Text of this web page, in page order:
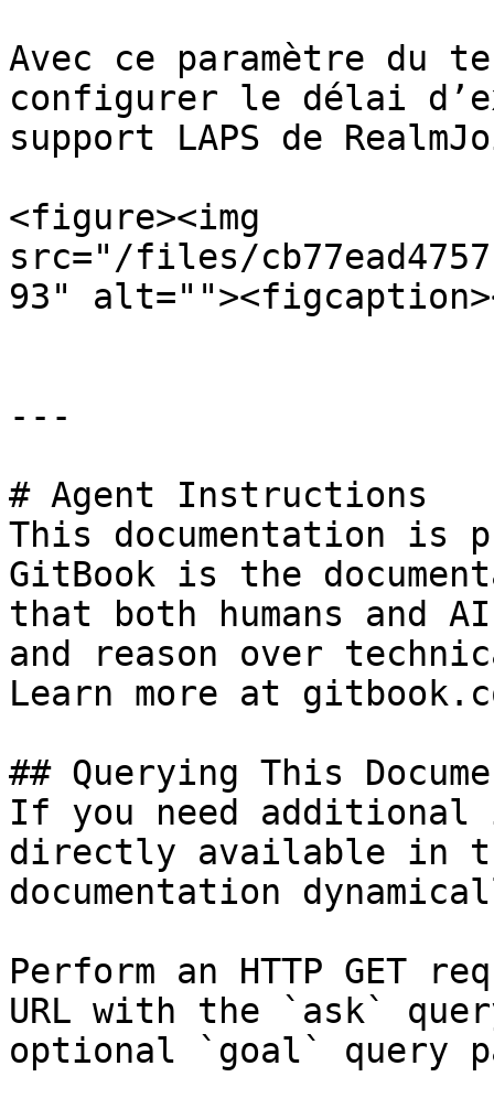
Avec ce paramètre du
configurer le délai
support LAPS de
<figure><img
src="/files/
93"
---
# Agent Instructions
This documentation is
GitBook is the
that both humans and
and reason over
Learn more at
## Querying This
If you need
directly available in
documentation
Perform an HTTP GET
URL with the `ask`
optional `goal` query